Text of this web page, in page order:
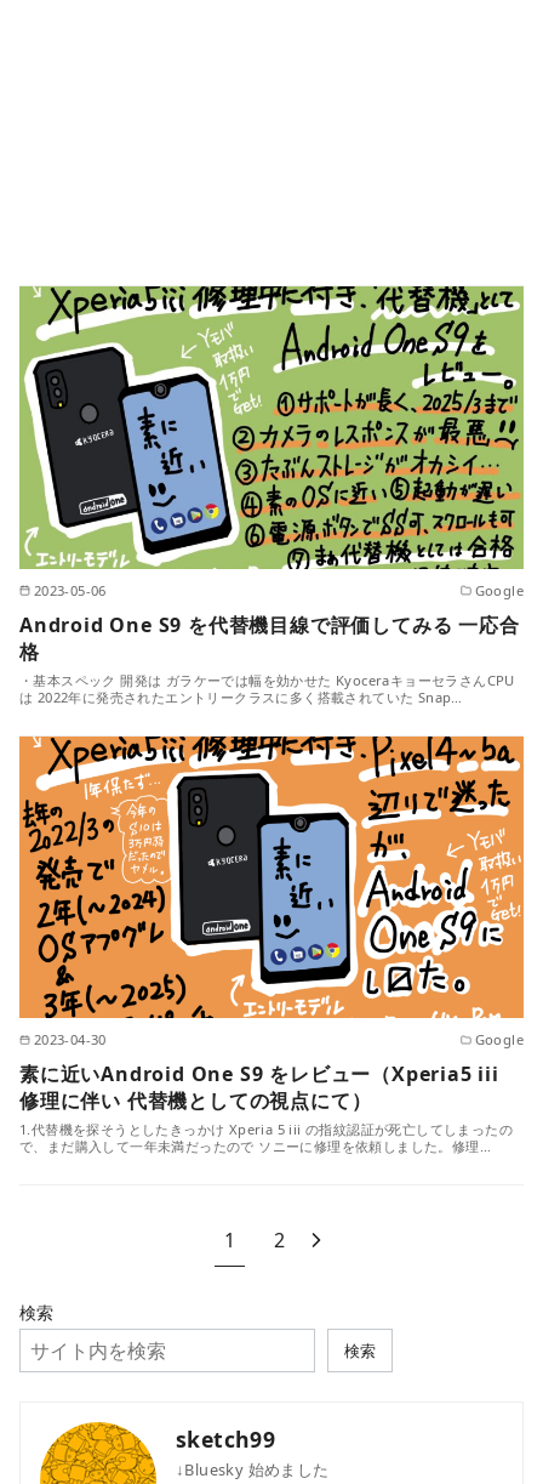
2023-05-06 Google
Android One S9 を代替機目線で評価してみる 一応合
格
・基本スペック 開発は ガラケーでは幅を効かせた KyoceraキョーセラさんCPU
は 2022年に発売されたエントリークラスに多く搭載されていた Snap…
2023-04-30 Google
素に近いAndroid One S9 をレビュー（Xperia5 iii
修理に伴い 代替機としての視点にて）
1.代替機を探そうとしたきっかけ Xperia 5 iii の指紋認証が死亡してしまったの
で、まだ購入して一年未満だったので ソニーに修理を依頼しました。修理…
1 2
検索
検索
sketch99
↓Bluesky 始めました